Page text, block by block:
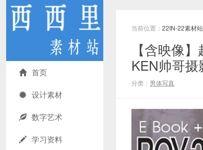
首页
设计素材
数字艺术
学习资料
当前位置： 22IN-22素材站
【含映像
KEN帅哥摄
分类： 男体写真